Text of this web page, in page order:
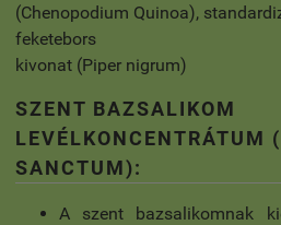
(Chenopodium Quinoa),
feketebors
kivonat (Piper nigrum)
SZENT BAZSALIKOM
LEVÉLKONCENTRÁTUM
SANCTUM):
A szent bazsalikomnak